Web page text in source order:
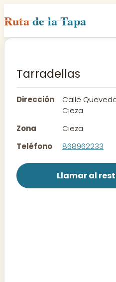
Rutade la Tapa
Inicio
Rutas
Contacto
Tarradellas
Dirección
Calle
Cieza
Zona
Cieza
Teléfono
868962233
Llamar al